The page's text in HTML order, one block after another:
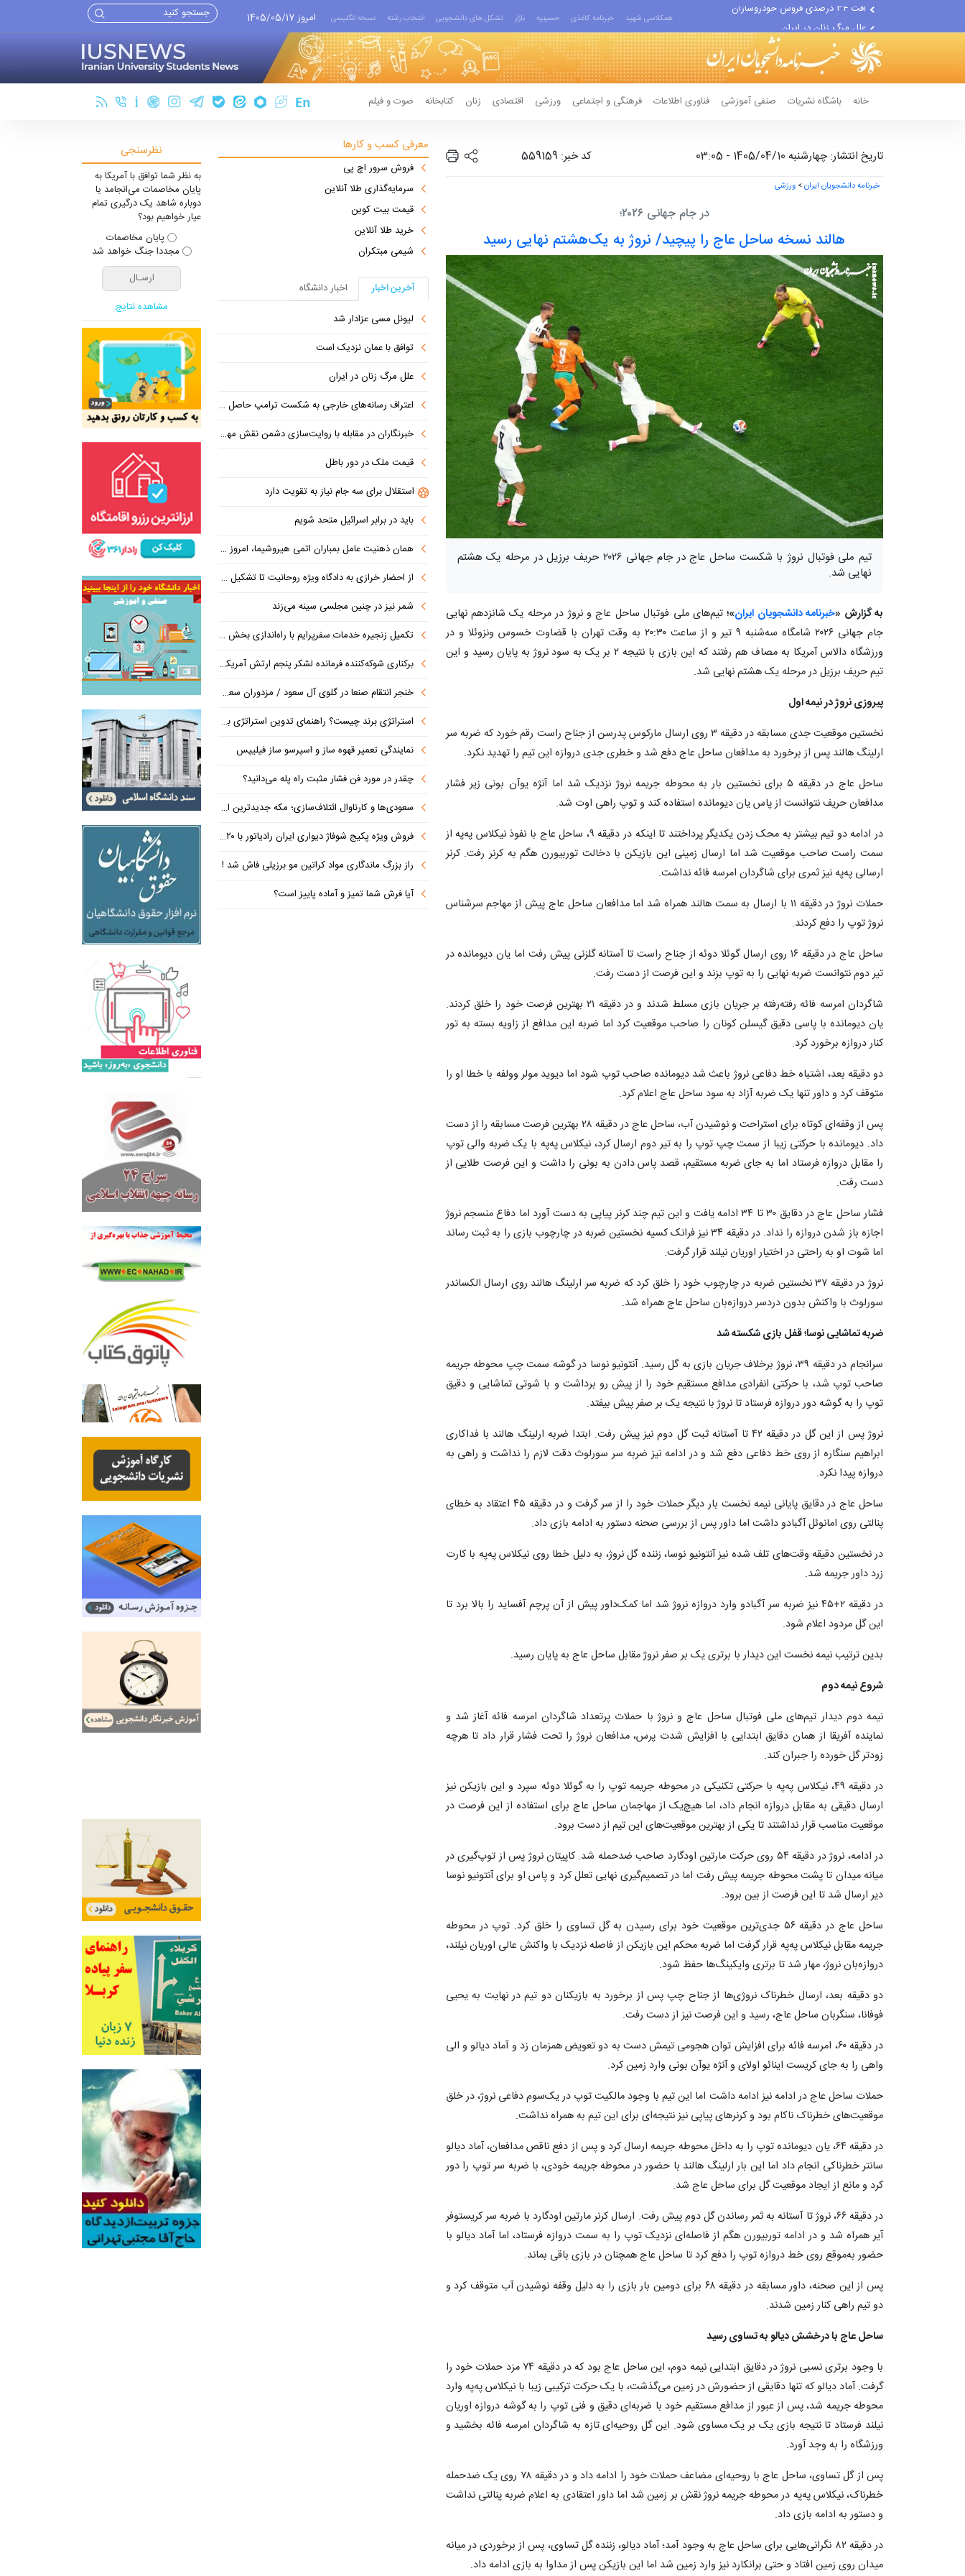
علل مرگ زنان در ایران
اعتراف رسانه‌های خارجی به...
همکلاسی شهید خبرنامه کاغذی حسینیه بازار تشکل های دانشجویی انتخاب رشته نسخه انگلیسی امروز 1405/05/17
خانه باشگاه نشریات صنفی آموزشی فناوری اطلاعات فرهنگی و اجتماعی ورزشی اقتصادی زنان کتابخانه صوت و فیلم
تاریخ انتشار: چهارشنبه 1405/04/10 - 03:05 کد خبر: 559159
خبرنامه دانشجویان ایران> ورزشی
در جام جهانی ۲۰۲۶؛
هالند نسخه ساحل عاج را پیچید/ نروژ به یک‌هشتم نهایی رسید
تیم ملی فوتبال نروژ با شکست ساحل عاج در جام جهانی ۲۰۲۶ حریف برزیل در مرحله یک هشتم
نهایی شد.
به گزارش «خبرنامه دانشجویان ایران»؛تیم‌های ملی فوتبال ساحل عاج و نروژ در مرحله یک شانزدهم نهایی
جام جهانی ۲۰۲۶ شامگاه سه‌شنبه ۹ تیر و از ساعت ۲۰:۳۰ به وقت تهران با قضاوت خسوس ونزوئلا و در
ورزشگاه دالاس آمریکا به مصاف هم رفتند که این بازی با نتیجه ۲ بر یک به سود نروژ به پایان رسید و این
تیم حریف برزیل در مرحله یک هشتم نهایی شد.
پیروزی نروژ در نیمه اول
نخستین موقعیت جدی مسابقه در دقیقه ۳ روی ارسال مارکوس پدرسن از جناح راست رقم خورد که ضربه سر
ارلینگ هالند پس از برخورد به مدافعان ساحل عاج دفع شد و خطری جدی دروازه این تیم را تهدید نکرد.
ساحل عاج در دقیقه ۵ برای نخستین بار به محوطه جریمه نروژ نزدیک شد اما آنژه یوآن بونی زیر فشار
مدافعان حریف نتوانست از پاس یان دیومانده استفاده کند و توپ راهی اوت شد.
در ادامه دو تیم بیشتر به محک زدن یکدیگر پرداختند تا اینکه در دقیقه ۹، ساحل عاج با نفوذ نیکلاس په‌په از
سمت راست صاحب موقعیت شد اما ارسال زمینی این بازیکن با دخالت توربیورن هگم به کرنر رفت. کرنر
ارسالی په‌په نیز ثمری برای شاگردان امرسه فائه نداشت.
حملات نروژ در دقیقه ۱۱ با ارسال به سمت هالند همراه شد اما مدافعان ساحل عاج پیش از مهاجم سرشناس
نروژ توپ را دفع کردند.
ساحل عاج در دقیقه ۱۶ روی ارسال گوئلا دوئه از جناح راست تا آستانه گلزنی پیش رفت اما یان دیومانده در
تیر دوم نتوانست ضربه نهایی را به توپ بزند و این فرصت از دست رفت.
شاگردان امرسه فائه رفته‌رفته بر جریان بازی مسلط شدند و در دقیقه ۲۱ بهترین فرصت خود را خلق کردند.
یان دیومانده با پاسی دقیق گیسلن کونان را صاحب موقعیت کرد اما ضربه این مدافع از زاویه بسته به تور
کنار دروازه برخورد کرد.
دو دقیقه بعد، اشتباه خط دفاعی نروژ باعث شد دیومانده صاحب توپ شود اما دیوید مولر وولفه با خطا او را
متوقف کرد و داور تنها یک ضربه آزاد به سود ساحل عاج اعلام کرد.
پس از وقفه‌ای کوتاه برای استراحت و نوشیدن آب، ساحل عاج در دقیقه ۲۸ بهترین فرصت مسابقه را از دست
داد. دیومانده با حرکتی زیبا از سمت چپ توپ را به تیر دوم ارسال کرد، نیکلاس په‌په با یک ضربه والی توپ
را مقابل دروازه فرستاد اما به جای ضربه مستقیم، قصد پاس دادن به بونی را داشت و این فرصت طلایی از
دست رفت.
فشار ساحل عاج در دقایق ۳۰ تا ۳۴ ادامه یافت و این تیم چند کرنر پیاپی به دست آورد اما دفاع منسجم نروژ
اجازه باز شدن دروازه را نداد. در دقیقه ۳۴ نیز فرانک کسیه نخستین ضربه در چارچوب بازی را به ثبت رساند
اما شوت او به راحتی در اختیار اوریان نیلند قرار گرفت.
نروژ در دقیقه ۳۷ نخستین ضربه در چارچوب خود را خلق کرد که ضربه سر ارلینگ هالند روی ارسال الکساندر
سورلوث با واکنش بدون دردسر دروازه‌بان ساحل عاج همراه شد.
ضربه تماشایی نوسا؛ قفل بازی شکسته شد
سرانجام در دقیقه ۳۹، نروژ برخلاف جریان بازی به گل رسید. آنتونیو نوسا در گوشه سمت چپ محوطه جریمه
صاحب توپ شد، با حرکتی انفرادی مدافع مستقیم خود را از پیش رو برداشت و با شوتی تماشایی و دقیق
توپ را به گوشه دور دروازه فرستاد تا نروژ با نتیجه یک بر صفر پیش بیفتد.
نروژ پس از این گل در دقیقه ۴۲ تا آستانه ثبت گل دوم نیز پیش رفت. ابتدا ضربه ارلینگ هالند با فداکاری
ابراهیم سنگاره از روی خط دفاعی دفع شد و در ادامه نیز ضربه سر سورلوث دقت لازم را نداشت و راهی به
دروازه پیدا نکرد.
ساحل عاج در دقایق پایانی نیمه نخست بار دیگر حملات خود را از سر گرفت و در دقیقه ۴۵ اعتقاد به خطای
پنالتی روی امانوئل آگبادو داشت اما داور پس از بررسی صحنه دستور به ادامه بازی داد.
در نخستین دقیقه وقت‌های تلف شده نیز آنتونیو نوسا، زننده گل نروژ، به دلیل خطا روی نیکلاس په‌په با کارت
زرد داور جریمه شد.
در دقیقه ۲+۴۵ نیز ضربه سر آگبادو وارد دروازه نروژ شد اما کمک‌داور پیش از آن پرچم آفساید را بالا برد تا
این گل مردود اعلام شود.
بدین ترتیب نیمه نخست این دیدار با برتری یک بر صفر نروژ مقابل ساحل عاج به پایان رسید.
شروع نیمه دوم
نیمه دوم دیدار تیم‌های ملی فوتبال ساحل عاج و نروژ با حملات پرتعداد شاگردان امرسه فائه آغاز شد و
نماینده آفریقا از همان دقایق ابتدایی با افزایش شدت پرس، مدافعان نروژ را تحت فشار قرار داد تا هرچه
زودتر گل خورده را جبران کند.
در دقیقه ۴۹، نیکلاس په‌په با حرکتی تکنیکی در محوطه جریمه توپ را به گوئلا دوئه سپرد و این بازیکن نیز
ارسال دقیقی به مقابل دروازه انجام داد، اما هیچ‌یک از مهاجمان ساحل عاج برای استفاده از این فرصت در
موقعیت مناسب قرار نداشتند تا یکی از بهترین موقعیت‌های این تیم از دست برود.
در ادامه، نروژ در دقیقه ۵۴ روی حرکت مارتین اودگارد صاحب ضدحمله شد. کاپیتان نروژ پس از توپ‌گیری در
میانه میدان تا پشت محوطه جریمه پیش رفت اما در تصمیم‌گیری نهایی تعلل کرد و پاس او برای آنتونیو نوسا
دیر ارسال شد تا این فرصت از بین برود.
ساحل عاج در دقیقه ۵۶ جدی‌ترین موقعیت خود برای رسیدن به گل تساوی را خلق کرد. توپ در محوطه
جریمه مقابل نیکلاس په‌په قرار گرفت اما ضربه محکم این بازیکن از فاصله نزدیک با واکنش عالی اوریان نیلند،
دروازه‌بان نروژ، مهار شد تا برتری وایکینگ‌ها حفظ شود.
دو دقیقه بعد، ارسال خطرناک نروژی‌ها از جناح چپ پس از برخورد به بازیکنان دو تیم در نهایت به یحیی
فوفانا، سنگربان ساحل عاج، رسید و این فرصت نیز از دست رفت.
در دقیقه ۶۰، امرسه فائه برای افزایش توان هجومی تیمش دست به دو تعویض همزمان زد و آماد دیالو و الی
واهی را به جای کریست اینائو اولای و آنژه یوآن بونی وارد زمین کرد.
حملات ساحل عاج در ادامه نیز ادامه داشت اما این تیم با وجود مالکیت توپ در یک‌سوم دفاعی نروژ، در خلق
موقعیت‌های خطرناک ناکام بود و کرنرهای پیاپی نیز نتیجه‌ای برای این تیم به همراه نداشت.
در دقیقه ۶۴، یان دیومانده توپ را به داخل محوطه جریمه ارسال کرد و پس از دفع ناقص مدافعان، آماد دیالو
سانتر خطرناکی انجام داد اما این بار ارلینگ هالند با حضور در محوطه جریمه خودی، با ضربه سر توپ را دور
کرد و مانع از ایجاد موقعیت گل برای ساحل عاج شد.
در دقیقه ۶۶، نروژ تا آستانه به ثمر رساندن گل دوم پیش رفت. ارسال کرنر مارتین اودگارد با ضربه سر کریستوفر
آیر همراه شد و در ادامه توربیورن هگم از فاصله‌ای نزدیک توپ را به سمت دروازه فرستاد، اما آماد دیالو با
حضور به‌موقع روی خط دروازه توپ را دفع کرد تا ساحل عاج همچنان در بازی باقی بماند.
پس از این صحنه، داور مسابقه در دقیقه ۶۸ برای دومین بار بازی را به دلیل وقفه نوشیدن آب متوقف کرد و
دو تیم راهی کنار زمین شدند.
ساحل عاج با درخشش دیالو به تساوی رسید
با وجود برتری نسبی نروژ در دقایق ابتدایی نیمه دوم، این ساحل عاج بود که در دقیقه ۷۴ مزد حملات خود را
گرفت. آماد دیالو که تنها دقایقی از حضورش در زمین می‌گذشت، با یک حرکت ترکیبی زیبا با نیکلاس په‌په وارد
محوطه جریمه شد، پس از عبور از مدافع مستقیم خود با ضربه‌ای دقیق و فنی توپ را به گوشه دروازه اوریان
نیلند فرستاد تا نتیجه بازی یک بر یک مساوی شود. این گل روحیه‌ای تازه به شاگردان امرسه فائه بخشید و
ورزشگاه را به وجد آورد.
پس از گل تساوی، ساحل عاج با روحیه‌ای مضاعف حملات خود را ادامه داد و در دقیقه ۷۸ روی یک ضدحمله
خطرناک، نیکلاس په‌په در محوطه جریمه نروژ نقش بر زمین شد اما داور اعتقادی به اعلام ضربه پنالتی نداشت
و دستور به ادامه بازی داد.
در دقیقه ۸۲ نگرانی‌هایی برای ساحل عاج به وجود آمد؛ آماد دیالو، زننده گل تساوی، پس از برخوردی در میانه
میدان روی زمین افتاد و حتی برانکارد نیز وارد زمین شد اما این بازیکن پس از مداوا به بازی ادامه داد.
معرفی کسب و کارها
فروش سرور اچ پی
سرمایه‌گذاری طلا آنلاین
قیمت بیت کوین
خرید طلا آنلاین
شیمی مبتکران
آخرین اخبار
اخبار دانشگاه
لیونل مسی عزادار شد
توافق با عمان نزدیک است
علل مرگ زنان در ایران
اعتراف رسانه‌های خارجی به شکست ترامپ حاصل مجاهدت رسانه‌های انقلابی است
خبرنگاران در مقابله با روایت‌سازی دشمن نقش مهمی دارند
قیمت ملک در دور باطل
استقلال برای سه جام نیاز به تقویت دارد
باید در برابر اسرائیل متحد شویم
همان ذهنیت عامل بمباران اتمی هیروشیما، امروز در واشنگتن حاکم است
از احضار خرازی به دادگاه ویژه روحانیت تا تشکیل ۷۰۰ پرونده تعهدات ارزی
شمر نیز در چنین مجلسی سینه می‌زند
تکمیل زنجیره خدمات سفرپرایم با راه‌اندازی بخش تور
برکناری شوکه‌کننده فرمانده لشکر پنجم ارتش آمریکا در اروپا
خنجر انتقام صنعا در گلوی آل سعود / مزدوران سعودی زیر ضرب انصارالله
استراتژی برند چیست؟ راهنمای تدوین استراتژی برند برای ساخت مسیر رشد متمایز
نمایندگی تعمیر قهوه ساز و اسپرسو ساز فیلیپس
چقدر در مورد فن فشار مثبت راه پله می‌دانید؟
سعودی‌ها و کارناوال ائتلاف‌سازی؛ مکه جدیدترین ایستگاه در مسیر بی‌نتیجه‌ها
فروش ویژه پکیج شوفاژ دیواری ایران رادیاتور با ۲۰ درصد تخفیف
راز بزرگ ماندگاری مواد کراتین مو برزیلی فاش شد !
آیا فرش شما تمیز و آماده پاییز است؟
نظرسنجی
به نظر شما توافق با آمریکا به
پایان مخاصمات می‌انجامد یا
دوباره شاهد یک درگیری تمام
عیار خواهیم بود؟
پایان مخاصمات
مجددا جنگ خواهد شد
مشاهده نتایج